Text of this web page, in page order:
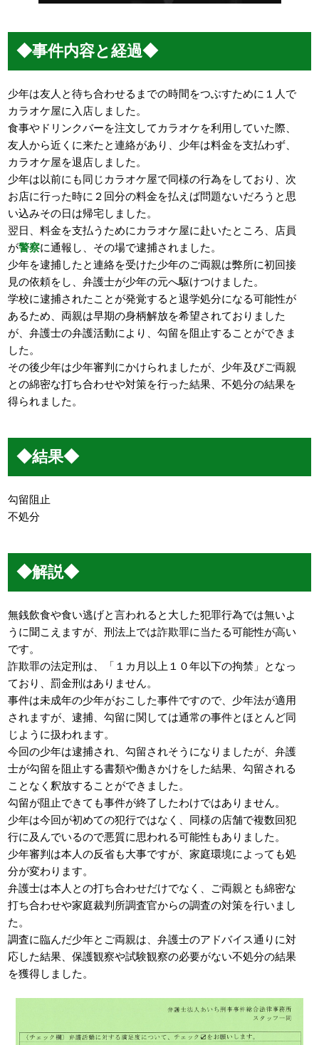
◆事件内容と経過◆
少年は友人と待ち合わせるまでの時間をつぶすために１人で
カラオケ屋に入店しました。
食事やドリンクバーを注文してカラオケを利用していた際、
友人から近くに来たと連絡があり、少年は料金を支払わず、
カラオケ屋を退店しました。
少年は以前にも同じカラオケ屋で同様の行為をしており、次
お店に行った時に２回分の料金を払えば問題ないだろうと思
い込みその日は帰宅しました。
翌日、料金を支払うためにカラオケ屋に赴いたところ、店員
が警察に通報し、その場で逮捕されました。
少年を逮捕したと連絡を受けた少年のご両親は弊所に初回接
見の依頼をし、弁護士が少年の元へ駆けつけました。
学校に逮捕されたことが発覚すると退学処分になる可能性が
あるため、両親は早期の身柄解放を希望されておりました
が、弁護士の弁護活動により、勾留を阻止することができま
した。
その後少年は少年審判にかけられましたが、少年及びご両親
との綿密な打ち合わせや対策を行った結果、不処分の結果を
得られました。
◆結果◆
勾留阻止
不処分
◆解説◆
無銭飲食や食い逃げと言われると大した犯罪行為では無いよ
うに聞こえますが、刑法上では詐欺罪に当たる可能性が高い
です。
詐欺罪の法定刑は、「１カ月以上１０年以下の拘禁」となっ
ており、罰金刑はありません。
事件は未成年の少年がおこした事件ですので、少年法が適用
されますが、逮捕、勾留に関しては通常の事件とほとんど同
じように扱われます。
今回の少年は逮捕され、勾留されそうになりましたが、弁護
士が勾留を阻止する書類や働きかけをした結果、勾留される
ことなく釈放することができました。
勾留が阻止できても事件が終了したわけではありません。
少年は今回が初めての犯行ではなく、同様の店舗で複数回犯
行に及んでいるので悪質に思われる可能性もありました。
少年審判は本人の反省も大事ですが、家庭環境によっても処
分が変わります。
弁護士は本人との打ち合わせだけでなく、ご両親とも綿密な
打ち合わせや家庭裁判所調査官からの調査の対策を行いまし
た。
調査に臨んだ少年とご両親は、弁護士のアドバイス通りに対
応した結果、保護観察や試験観察の必要がない不処分の結果
を獲得しました。